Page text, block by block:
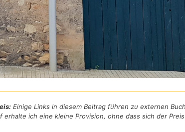
Einige Links in diesem Beitrag führen zu externen
erhalte ich eine kleine Provision, ohne dass sich der